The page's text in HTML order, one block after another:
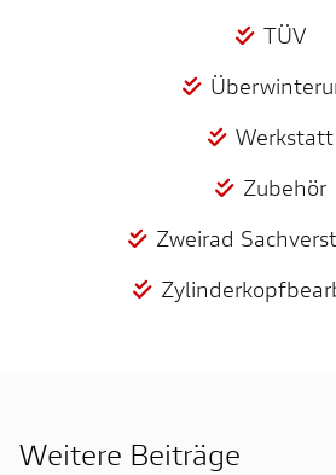
TÜV
Werkstatt
Zubehör
Zweirad
Weitere Beiträge